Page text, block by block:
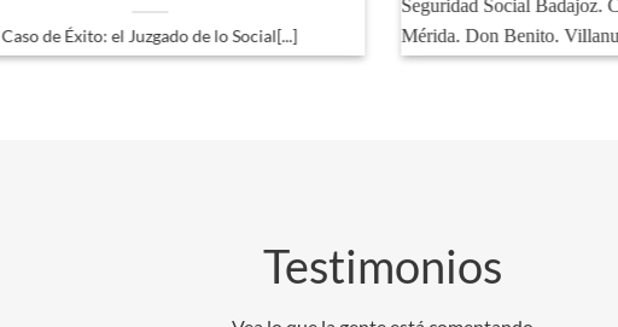
Caso de Éxito: el Juzgado de lo Social[...]
Testimonios